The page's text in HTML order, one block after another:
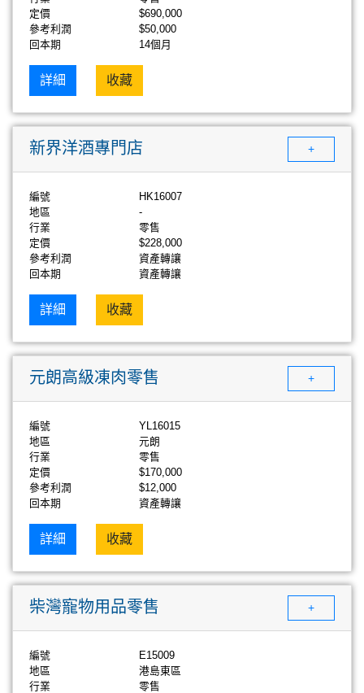
定價
$690,000
參考利潤
$50,000
回本期
14個月
詳細 收藏
新界洋酒專門店 +
編號
HK16007
地區
-
行業
零售
定價
$228,000
參考利潤
資產轉讓
回本期
資產轉讓
詳細 收藏
元朗高級凍肉零售 +
編號
YL16015
地區
元朗
行業
零售
定價
$170,000
參考利潤
$12,000
回本期
資產轉讓
詳細 收藏
柴灣寵物用品零售 +
編號
E15009
地區
港島東區
行業
零售